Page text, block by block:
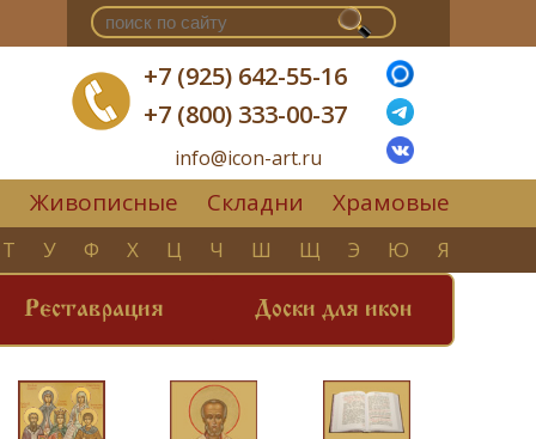
+7 (925) 642-55-16
+7 (800) 333-00-37
info@icon-art.ru
Живописные Складни Храмовые
Т У Ф Х Ц Ч Ш Щ Э Ю Я
Реставрация Доски для икон